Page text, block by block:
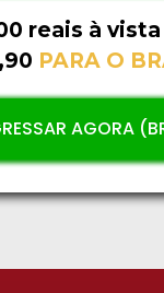
reais à vista
PARA O
AGORA